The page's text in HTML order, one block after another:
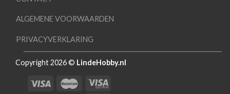
ALGEMENE VOORWAARDEN
PRIVACYVERKLARING
Copyright 2026 © LindeHobby.nl